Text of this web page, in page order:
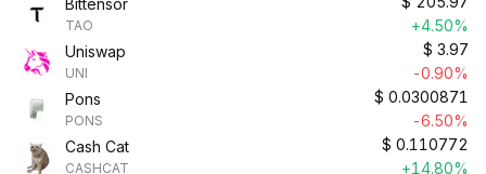
Bittensor
TAO
+4.50%
Uniswap
UNI
$ 3.97
-0.90%
Pons
PONS
$ 0.0300871
-6.50%
Cash Cat
CASHCAT
$ 0.110772
+14.80%